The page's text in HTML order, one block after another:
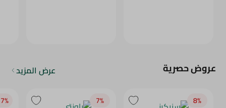
عروض حصرية عرض المزيد
8‎%‎
7‎%‎